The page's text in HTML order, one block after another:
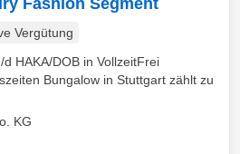
Fashion Segment
Vergütung
HAKA/DOB in VollzeitFrei
Bungalow in Stuttgart zählt zu
KG